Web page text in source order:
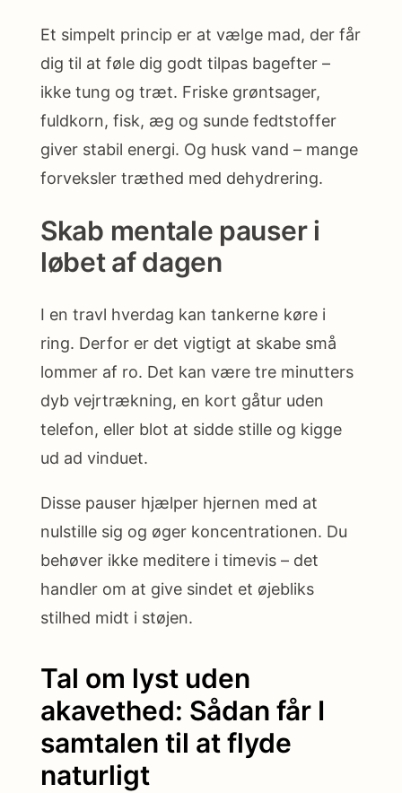
Et simpelt princip er at vælge mad, der får
dig til at føle dig godt tilpas bagefter –
ikke tung og træt. Friske grøntsager,
fuldkorn, fisk, æg og sunde fedtstoffer
giver stabil energi. Og husk vand – mange
forveksler træthed med dehydrering.
Skab mentale pauser i
løbet af dagen
I en travl hverdag kan tankerne køre i
ring. Derfor er det vigtigt at skabe små
lommer af ro. Det kan være tre minutters
dyb vejrtrækning, en kort gåtur uden
telefon, eller blot at sidde stille og kigge
ud ad vinduet.
Disse pauser hjælper hjernen med at
nulstille sig og øger koncentrationen. Du
behøver ikke meditere i timevis – det
handler om at give sindet et øjebliks
stilhed midt i støjen.
Tal om lyst uden
akavethed: Sådan får I
samtalen til at flyde
naturligt